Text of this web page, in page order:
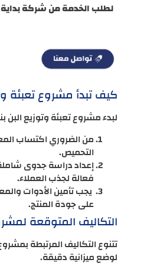
لطلب الخدمة من شركة
كيف تبدأ مشروع تعبئة
لبدء مشروع تعبئة وتوزيع
من الضروري اكتساب
التحميص.
إعداد دراسة جدوى
فعالة لجذب العملاء.
يجب تأمين الأدوات
على جودة المنتج.
التكاليف المتوقعة
تتنوع التكاليف المرتبطة
لوضع ميزانية دقيقة.